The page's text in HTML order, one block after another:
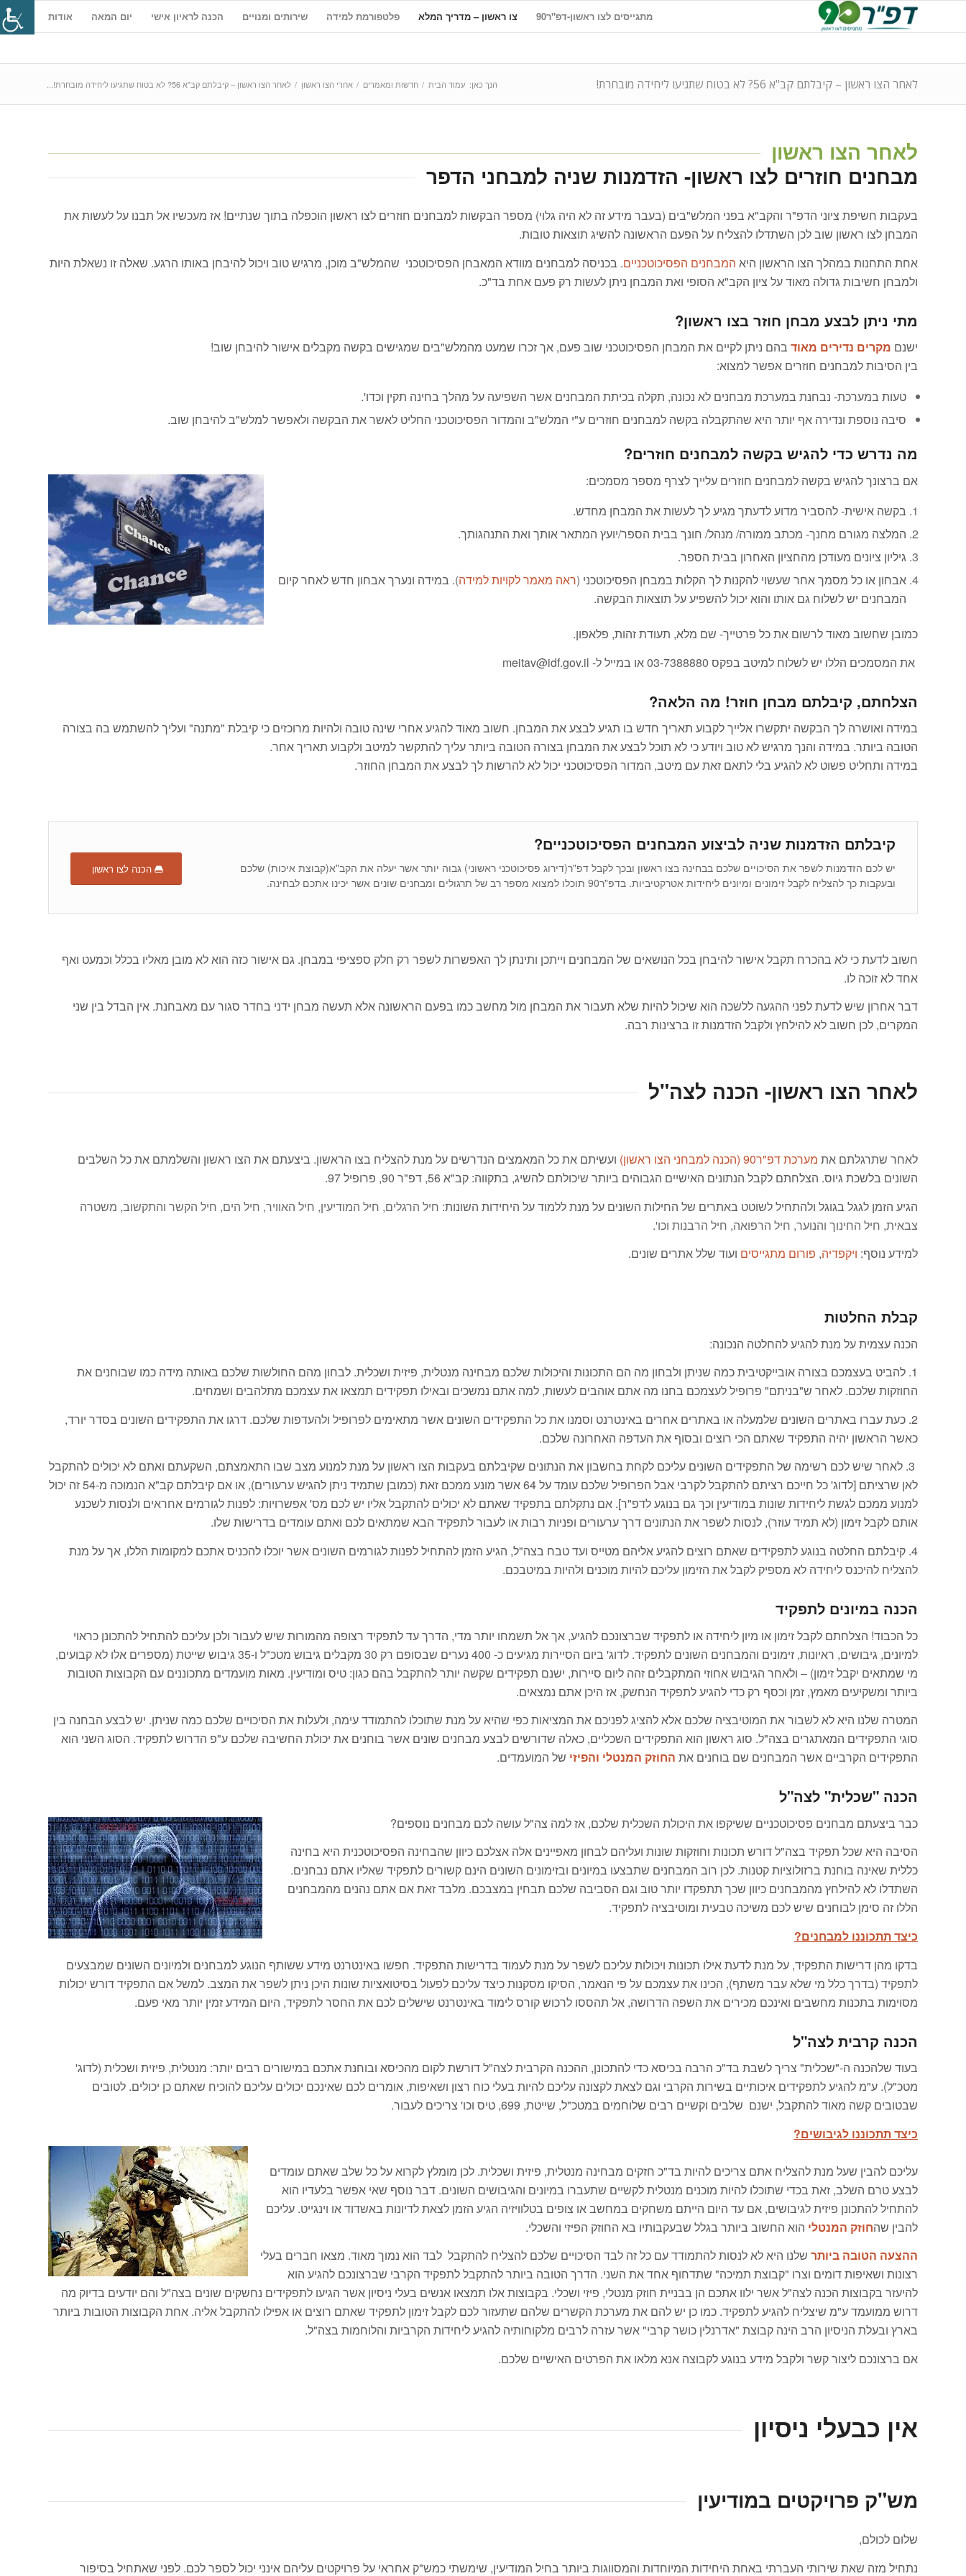
מתגייסים לצו ראשון-דפ"ר90 צו ראשון – מדריך המלא פלטפורמת למידה שירותים ומנויים הכנה לראיון אישי יום המאה אודות
לאחר הצו ראשון – קיבלתם קב"א 56? לא בטוח שתגיעו ליחידה מובחרת! הנך כאן: עמוד הבית / חדשות ומאמרים / אחרי הצו ראשון / לאחר הצו ראשון – קיבלתם קב"א 56? לא בטוח שתגיעו ליחידה מובחרת!...
לאחר הצו ראשון
מבחנים חוזרים לצו ראשון- הזדמנות שניה למבחני הדפר
בעקבות חשיפת ציוני הדפ"ר והקב"א בפני המלש"בים (בעבר מידע זה לא היה גלוי) מספר הבקשות למבחנים חוזרים לצו ראשון הוכפלה בתוך שנתיים! אז מעכשיו אל תבנו על לעשות את
המבחן לצו ראשון שוב לכן השתדלו להצליח על הפעם הראשונה להשיג תוצאות טובות.
אחת התחנות במהלך הצו הראשון היא המבחנים הפסיכוטכניים. בכניסה למבחנים מוודא המאבחן הפסיכוטכני שהמלש"ב מוכן, מרגיש טוב ויכול להיבחן באותו הרגע. שאלה זו נשאלת היות
ולמבחן חשיבות גדולה מאוד על ציון הקב"א הסופי ואת המבחן ניתן לעשות רק פעם אחת בד"כ.
מתי ניתן לבצע מבחן חוזר בצו ראשון?
ישנם מקרים נדירים מאוד בהם ניתן לקיים את המבחן הפסיכוטכני שוב פעם, אך זכרו שמעט מהמלש"בים שמגישים בקשה מקבלים אישור להיבחן שוב!
בין הסיבות למבחנים חוזרים אפשר למצוא:
טעות במערכת- נבחנת במערכת מבחנים לא נכונה, תקלה בכיתת המבחנים אשר השפיעה על מהלך בחינה תקין וכדו'.
סיבה נוספת ונדירה אף יותר היא שהתקבלה בקשה למבחנים חוזרים ע"י המלש"ב והמדור הפסיכוטכני החליט לאשר את הבקשה ולאפשר למלש"ב להיבחן שוב.
מה נדרש כדי להגיש בקשה למבחנים חוזרים?
אם ברצונך להגיש בקשה למבחנים חוזרים עלייך לצרף מספר מסמכים:
בקשה אישית- להסביר מדוע לדעתך מגיע לך לעשות את המבחן מחדש.
המלצה מגורם מחנך- מכתב ממורה/ מנהל/ חונך בבית הספר/יועץ המתאר אותך ואת התנהגותך.
גיליון ציונים מעודכן מהחציון האחרון בבית הספר.
אבחון או כל מסמך אחר שעשוי להקנות לך הקלות במבחן הפסיכוטכני (ראה מאמר לקויות למידה). במידה ונערך אבחון חדש לאחר קיום
המבחנים יש לשלוח גם אותו והוא יכול להשפיע על תוצאות הבקשה.
כמובן שחשוב מאוד לרשום את כל פרטייך- שם מלא, תעודת זהות, פלאפון.
את המסמכים הללו יש לשלוח למיטב בפקס 03-7388880 או במייל ל-
meitav@idf.gov.il
הצלחתם, קיבלתם מבחן חוזר! מה הלאה?
במידה ואושרה לך הבקשה יתקשרו אלייך לקבוע תאריך חדש בו תגיע לבצע את המבחן. חשוב מאוד להגיע אחרי שינה טובה ולהיות מרוכזים כי קיבלת "מתנה" ועליך להשתמש בה בצורה
הטובה ביותר. במידה והנך מרגיש לא טוב ויודע כי לא תוכל לבצע את המבחן בצורה הטובה ביותר עליך להתקשר למיטב ולקבוע תאריך אחר.
במידה ותחליט פשוט לא להגיע בלי לתאם זאת עם מיטב, המדור הפסיכוטכני יכול לא להרשות לך לבצע את המבחן החוזר.
קיבלתם הזדמנות שניה לביצוע המבחנים הפסיכוטכניים?
יש לכם הזדמנות לשפר את הסיכויים שלכם בבחינה בצו ראשון ובכך לקבל דפ"ר(דירוג פסיכוטכני ראשוני) גבוה יותר אשר יעלה את הקב"א(קבוצת איכות) שלכם
ובעקבות כך להצליח לקבל זימונים ומיונים ליחידות אטרקטיביות. בדפ"ר90 תוכלו למצוא מספר רב של תרגולים ומבחנים שונים אשר יכינו אתכם לבחינה.
הכנה לצו ראשון
חשוב לדעת כי לא בהכרח תקבל אישור להיבחן בכל הנושאים של המבחנים וייתכן ותינתן לך האפשרות לשפר רק חלק ספציפי במבחן. גם אישור כזה הוא לא מובן מאליו בכלל וכמעט ואף
אחד לא זוכה לו.
דבר אחרון שיש לדעת לפני ההגעה ללשכה הוא שיכול להיות שלא תעבור את המבחן מול מחשב כמו בפעם הראשונה אלא תעשה מבחן ידני בחדר סגור עם מאבחנת. אין הבדל בין שני
המקרים, לכן חשוב לא להילחץ ולקבל הזדמנות זו ברצינות רבה.
לאחר הצו ראשון- הכנה לצה"ל
לאחר שתרגלתם את מערכת דפ"ר90 (הכנה למבחני הצו ראשון)
ועשיתם את כל המאמצים הנדרשים על מנת להצליח בצו הראשון. ביצעתם את הצו ראשון והשלמתם את כל השלבים
השונים בלשכת גיוס. הצלחתם לקבל הנתונים האישיים הגבוהים ביותר שיכולתם להשיג, בתקווה: קב"א 56, דפ"ר 90, פרופיל 97.
הגיע הזמן לגגל בגוגל ולהתחיל לשוטט באתרים של החילות השונים על מנת ללמוד על היחידות השונות: חיל הרגלים, חיל המודיעין, חיל האוויר, חיל הים, חיל הקשר והתקשוב, משטרה
צבאית, חיל החינוך והנוער, חיל הרפואה, חיל הרבנות וכו'.
למידע נוסף: ויקפדיה, פורום מתגייסים ועוד שלל אתרים שונים.
קבלת החלטות
הכנה עצמית על מנת להגיע להחלטה הנכונה:
1. להביט בעצמכם בצורה אובייקטיבית כמה שניתן ולבחון מה הם התכונות והיכולות שלכם מבחינה מנטלית, פיזית ושכלית. לבחון מהם החולשות שלכם באותה מידה כמו שבוחנים את
החוזקות שלכם. לאחר ש"בניתם" פרופיל לעצמכם בחנו מה אתם אוהבים לעשות, למה אתם נמשכים ובאילו תפקידים תמצאו את עצמכם מתלהבים ושמחים.
2. כעת עברו באתרים השונים שלמעלה או באתרים אחרים באינטרנט וסמנו את כל התפקידים השונים אשר מתאימים לפרופיל ולהעדפות שלכם. דרגו את התפקידים השונים בסדר יורד,
כאשר הראשון יהיה התפקיד שאתם הכי רוצים ובסוף את העדפה האחרונה שלכם.
3. לאחר שיש לכם רשימה של התפקידים השונים עליכם לקחת בחשבון את הנתונים שקיבלתם בעקבות הצו ראשון על מנת למנוע מצב שבו התאמצתם, השקעתם ואתם לא יכולים להתקבל
לאן שרציתם [לדוג' כל חייכם רציתם להתקבל לקרבי אבל הפרופיל שלכם עומד על 64 אשר מונע ממכם זאת (כמובן שתמיד ניתן להגיש ערעורים), או אם קיבלתם קב"א הנמוכה מ-54 זה יכול
למנוע ממכם לגשת ליחידות שונות במודיעין וכך גם בנוגע לדפ"ר]. אם נתקלתם בתפקיד שאתם לא יכולים להתקבל אליו יש לכם מס' אפשרויות: לפנות לגורמים אחראים ולנסות לשכנע
אותם לקבל זימון (לא תמיד עוזר), לנסות לשפר את הנתונים דרך ערעורים ופניות רבות או לעבור לתפקיד הבא שמתאים לכם ואתם עומדים בדרישות שלו.
4. קיבלתם החלטה בנוגע לתפקידים שאתם רוצים להגיע אליהם מטייס ועד טבח בצה"ל, הגיע הזמן להתחיל לפנות לגורמים השונים אשר יוכלו להכניס אתכם למקומות הללו, אך על מנת
להצליח להיכנס ליחידה לא מספיק לקבל את הזימון עליכם להיות מוכנים ולהיות במיטבכם.
הכנה במיונים לתפקיד
כל הכבוד! הצלחתם לקבל זימון או מיון ליחידה או לתפקיד שברצונכם להגיע, אך אל תשמחו יותר מדי, הדרך עד לתפקיד רצופה מהמורות שיש לעבור ולכן עליכם להתחיל להתכונן כראוי
למיונים, גיבושים, ראיונות, זימונים והמבחנים השונים לתפקיד. לדוג' ביום הסיירות מגיעים כ- 400 נערים שבסופם רק 30 מקבלים גיבוש מטכ"ל ו-35 גיבוש שייטת (מספרים אלו לא קבועים,
מי שמתאים יקבל זימון) – ולאחר הגיבוש אחוזי המתקבלים זהה ליום סיירות, ישנם תפקידים שקשה יותר להתקבל בהם כגון: טיס ומודיעין. מאות מועמדים מתכוננים עם הקבוצות הטובות
ביותר ומשקיעים מאמץ, זמן וכסף רק כדי להגיע לתפקיד הנחשק, אז היכן אתם נמצאים.
המטרה שלנו היא לא לשבור את המוטיבציה שלכם אלא להציג לפניכם את המציאות כפי שהיא על מנת שתוכלו להתמודד עימה, ולעלות את הסיכויים שלכם כמה שניתן. יש לבצע הבחנה בין
סוגי התפקידים המאתגרים בצה"ל. סוג ראשון הוא התפקידים השכליים, כאלה שדורשים לבצע מבחנים שונים אשר בוחנים את יכולת החשיבה שלכם ע"פ הדרוש לתפקיד. הסוג השני הוא
התפקידים הקרביים אשר המבחנים שם בוחנים את החוזק המנטלי והפיזי של המועמדים.
הכנה "שכלית" לצה"ל
כבר ביצעתם מבחנים פסיכוטכניים ששיקפו את היכולת השכלית שלכם, אז למה צה"ל עושה לכם מבחנים נוספים?
הסיבה היא שכל תפקיד בצה"ל דורש תכונות וחוזקות שונות ועליהם לבחון מאפיינים אלה אצלכם כיוון שהבחינה הפסיכוטכנית היא בחינה
כללית שאינה בוחנת ברזולוציות קטנות. לכן רוב המבחנים שתבצעו במיונים ובזימונים השונים הינם קשורים לתפקיד שאליו אתם נבחנים.
השתדלו לא להילחץ מהמבחנים כיוון שכך תתפקדו יותר טוב וגם הסביבה שלכם תבחין במצבכם. מלבד זאת אם אתם נהנים מהמבחנים
הללו זה סימן לבוחנים שיש לכם משיכה טבעית ומוטיבציה לתפקיד.
כיצד תתכוננו למבחנים?
בדקו מהן דרישות התפקיד, על מנת לדעת אילו תכונות ויכולות עליכם לשפר על מנת לעמוד בדרישות התפקיד. חפשו באינטרנט מידע ששותף הנוגע למבחנים ולמיונים השונים שמבצעים
לתפקיד (בדרך כלל מי שלא עבר משתף), הכינו את עצמכם על פי הנאמר, הסיקו מסקנות כיצד עליכם לפעול בסיטואציות שונות היכן ניתן לשפר את המצב. למשל אם התפקיד דורש יכולות
מסוימות בתכנות מחשבים ואינכם מכירים את השפה הדרושה, אל תהססו לרכוש קורס לימוד באינטרנט שישלים לכם את החסר לתפקיד, היום המידע זמין יותר מאי פעם.
הכנה קרבית לצה"ל
בעוד שלהכנה ה-"שכלית" צריך לשבת בד"כ הרבה בכיסא כדי להתכונן, ההכנה הקרבית לצה"ל דורשת לקום מהכיסא ובוחנת אתכם במישורים רבים יותר: מנטלית, פיזית ושכלית (לדוג'
מטכ"ל). ע"מ להגיע לתפקידים איכותיים בשירות הקרבי וגם לצאת לקצונה עליכם להיות בעלי כוח רצון ושאיפות, אומרים לכם שאינכם יכולים עליכם להוכיח שאתם כן יכולים. לטובים
שבטובים קשה מאוד להתקבל, ישנם שלבים וקשיים רבים שלוחמים במטכ"ל, שייטת, 699, טיס וכו' צריכים לעבור.
כיצד תתכוננו לגיבושים?
עליכם להבין שעל מנת להצליח אתם צריכים להיות בד"כ חזקים מבחינה מנטלית, פיזית ושכלית. לכן מומלץ לקרוא על כל שלב שאתם עומדים
לבצע טרם השלב, זאת בכדי שתוכלו להיות מוכנים מנטלית לקשיים שתעברו במיונים והגיבושים השונים. דבר נוסף שאי אפשר בלעדיו הוא
להתחיל להתכונן פיזית לגיבושים, אם עד היום הייתם משחקים במחשב או צופים בטלוויזיה הגיע הזמן לצאת לדיונות באשדוד או וינגייט. עליכם
להבין שהחוזק המנטלי הוא החשוב ביותר בגלל שבעקבותיו בא החוזק הפיזי והשכלי.
ההצעה הטובה ביותר שלנו היא לא לנסות להתמודד עם כל זה לבד הסיכויים שלכם להצליח להתקבל לבד הוא נמוך מאוד. מצאו חברים בעלי
רצונות ושאיפות דומים וצרו "קבוצת תמיכה" שתדחוף אחד את השני. הדרך הטובה ביותר להתקבל לתפקיד הקרבי שברצונכם להגיע הוא
להיעזר בקבוצות הכנה לצה"ל אשר ילוו אתכם הן בבניית חוזק מנטלי, פיזי ושכלי. בקבוצות אלו תמצאו אנשים בעלי ניסיון אשר הגיעו לתפקידים נחשקים שונים בצה"ל והם יודעים בדיוק מה
דרוש ממועמד ע"מ שיצליח להגיע לתפקיד. כמו כן יש להם את מערכת הקשרים שלהם שתעזור לכם לקבל זימון לתפקיד שאתם רוצים או אפילו להתקבל אליה. אחת הקבוצות הטובות ביותר
בארץ ובעלת הניסיון הרב הינה קבוצת "אדרנלין כושר קרבי" אשר עזרה לרבים מלקוחותיה להגיע ליחידות הקרביות והלוחמות בצה"ל.
אם ברצונכם ליצור קשר ולקבל מידע בנוגע לקבוצה אנא מלאו את הפרטים האישיים שלכם.
אין כבעלי ניסיון
מש"ק פרויקטים במודיעין
שלום לכולם,
נתחיל מזה שאת שירותי העברתי באחת היחידות המיוחדות והמסווגות ביותר בחיל המודיעין, שימשתי כמש"ק אחראי על פרויקטים עליהם אינני יכול לספר לכם. לפני שאתחיל בסיפור